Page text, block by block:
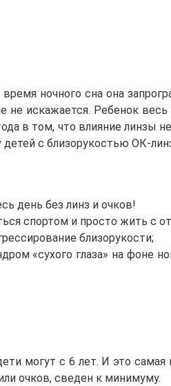
ночного сна она
не искажается. Ребенок
в том, что влияние линзы
детей с близорукостью ОК-
день без линз и очков!
спортом и просто жить с
близорукости;
«сухого глаза» на фоне
могут с 6 лет. И это
очков, сведен к минимуму.